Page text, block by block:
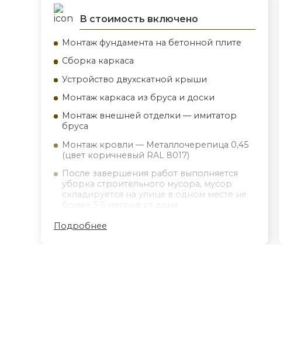
В стоимость включено
Монтаж фундамента на бетонной плите
Сборка каркаса
Устройство двухскатной крыши
Монтаж каркаса из бруса и доски
Монтаж внешней отделки — имитатор
бруса
Монтаж кровли — Металлочерепица 0,45
(цвет коричневый RAL 8017)
После завершения работ выполняется
уборка строительного мусора, мусор
складируется на улице в одном месте не
ближе 3-5 метров от дома
Подробнее